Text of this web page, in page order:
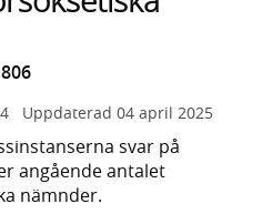
Uppdaterad 04 april 2025
svar på
angående antalet
nämnder.